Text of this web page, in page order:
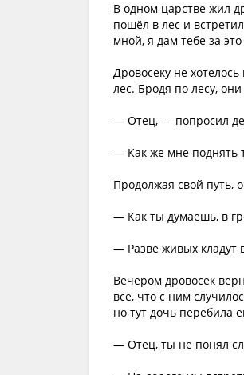
В одном царстве жил
пошёл в лес и
мной, я дам тебе за это
Дровосеку не
лес. Бродя по лесу,
— Отец, — попросил
— Как же мне поднять
Продолжая свой путь,
— Как ты думаешь, в
— Разве живых кладут
Вечером дровосек
всё, что с ним
но тут дочь перебила
— Отец, ты не понял